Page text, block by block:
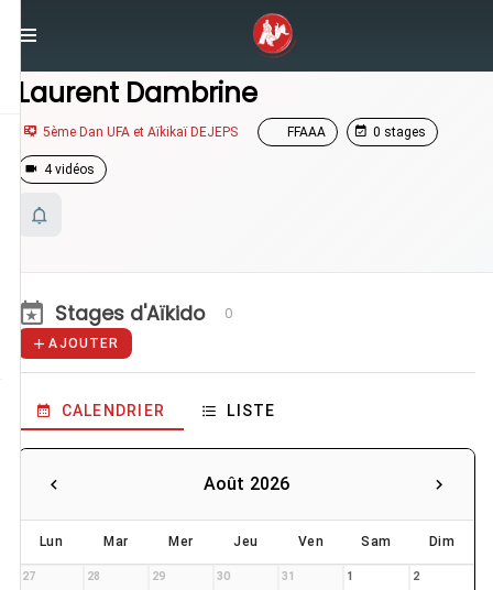
Laurent Dambrine
Laurent Dambrine
5ème Dan UFA et Aïkikaï DEJEPS FFAAA 0 stages
4 vidéos
Stages d'Aïkido 0
AJOUTER
CALENDRIER LISTE
Août 2026
Lun Mar Mer Jeu Ven Sam Dim
27 28 29 30 31 1 2